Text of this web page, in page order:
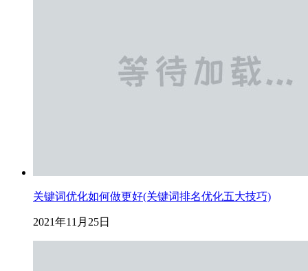
关键词优化如何做更好(关键词排名优化五大技巧)
2021年11月25日